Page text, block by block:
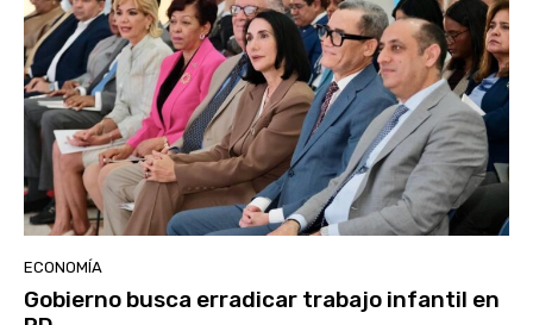
ECONOMÍA
Gobierno busca erradicar trabajo infantil en